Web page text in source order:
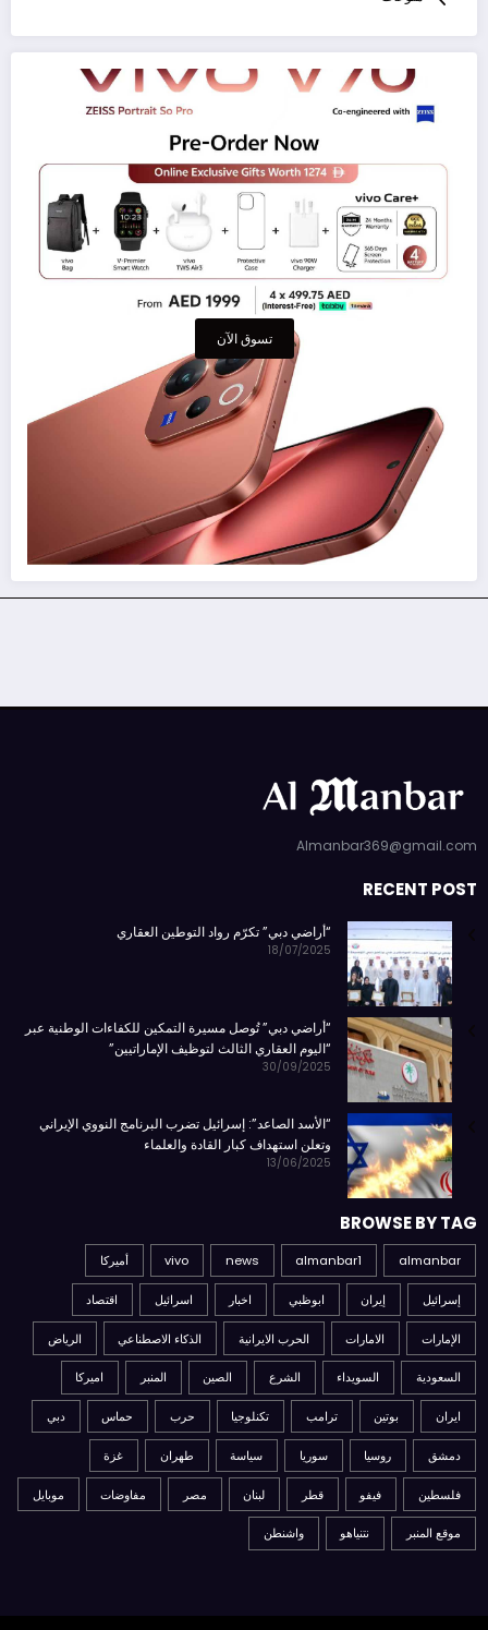
تسوق الآن
Almanbar369@gmail.com
RECENT POST
“أراضي دبي” تكرّم رواد التوطين العقاري
18/07/2025
“أراضي دبي” تُوصل مسيرة التمكين للكفاءات الوطنية عبر
“اليوم العقاري الثالث لتوظيف الإماراتيين”
30/09/2025
“الأسد الصاعد”: إسرائيل تضرب البرنامج النووي الإيراني
وتعلن استهداف كبار القادة والعلماء
13/06/2025
BROWSE BY TAG
almanbar
almanbar1
news
vivo أميركا
إسرائيل إيران ابوظبي اخبار اسرائيل اقتصاد
الإمارات الامارات الحرب الايرانية الذكاء الاصطناعي الرياض
السعودية السويداء الشرع الصين المنبر اميركا
ايران بوتين ترامب تكنلوجيا حرب حماس دبي
دمشق روسيا سوريا سياسة طهران غزة
فلسطين فيفو قطر لبنان مصر مفاوضات موبايل
موقع المنبر نتنياهو واشنطن